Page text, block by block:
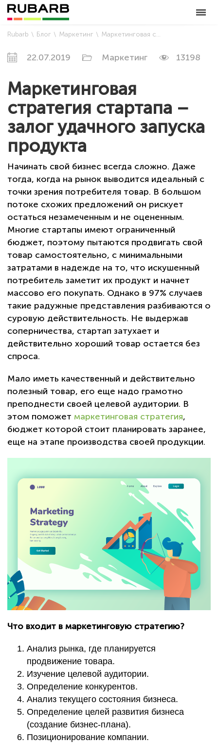
Rubarb Блог Маркетинг Маркетинговая стратегия стартапа – залог удачного запуска продукта
22.07.2019 Маркетинг 13198
Маркетинговая
стратегия стартапа –
залог удачного запуска
продукта
Начинать свой бизнес всегда сложно. Даже
тогда, когда на рынок выводится идеальный с
точки зрения потребителя товар. В большом
потоке схожих предложений он рискует
остаться незамеченным и не оцененным.
Многие стартапы имеют ограниченный
бюджет, поэтому пытаются продвигать свой
товар самостоятельно, с минимальными
затратами в надежде на то, что искушенный
потребитель заметит их продукт и начнет
массово его покупать. Однако в 97% случаев
такие радужные представления разбиваются о
суровую действительность. Не выдержав
соперничества, стартап затухает и
действительно хороший товар остается без
спроса.
Мало иметь качественный и действительно
полезный товар, его еще надо грамотно
преподнести своей целевой аудитории. В
этом поможет маркетинговая стратегия,
бюджет которой стоит планировать заранее,
еще на этапе производства своей продукции.
Что входит в маркетинговую стратегию?
Анализ рынка, где планируется
продвижение товара.
Изучение целевой аудитории.
Определение конкурентов.
Анализ текущего состояния бизнеса.
Определение целей развития бизнеса
(создание бизнес-плана).
Позиционирование компании.